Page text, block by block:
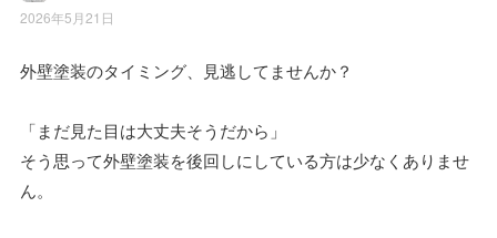
2026年5月21日
外壁塗装のタイミング、見逃してませんか？
「まだ見た目は大丈夫そうだから」
そう思って外壁塗装を後回しにしている方は少なくありませ
ん。